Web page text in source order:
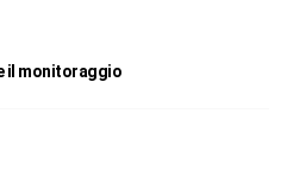
il monitoraggio